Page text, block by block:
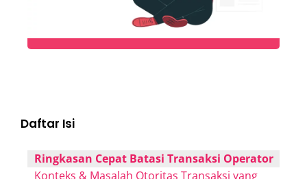
Daftar Isi
Ringkasan Cepat Batasi Transaksi Operator
Konteks & Masalah Otoritas Transaksi yang